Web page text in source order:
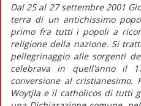
Dal 25 al 27 settembre 2001
terra di un antichissimo
primo fra tutti i popoli a
religione della nazione. Si
pellegrinaggio alle sorgenti
celebrava in quell’anno il
conversione al
Woytjla e il catholicos di tutti